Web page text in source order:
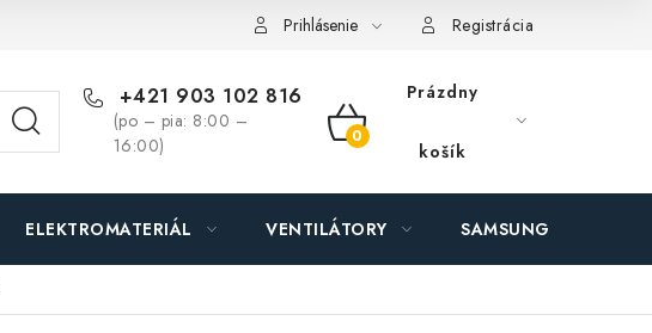
O nás - MEGALED & JANTON Zákamenné Zľavy pre profíkov
Prihlásenie Registrácia
+421 903 102 816
(po – pia: 8:00 –
16:00)
NÁKUPNÝ
KOŠÍK
Prázdny
košík
ELEKTROMATERIÁL VENTILÁTORY SAMSUNG SVIETIDLÁ